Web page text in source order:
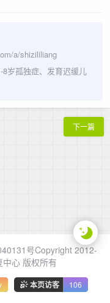
a/shizililiang
岁孤独症、发育迟缓儿
下一篇
号Copyright 2012-
心 版权所有
本页访客 106